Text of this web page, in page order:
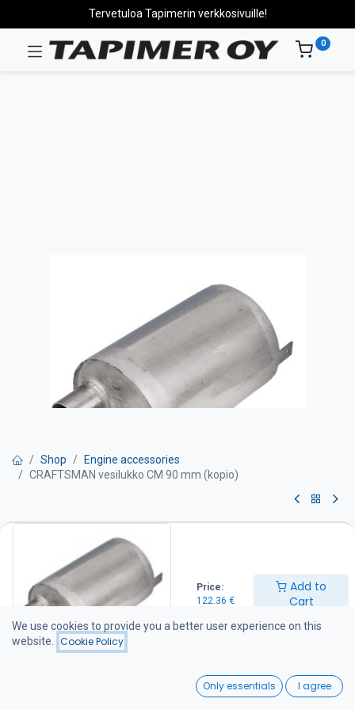
Price:
122.36 €
Add to
Cart
Wishlist
Tervetuloa Tapimerin verkkosivuille!
0
Shop
Engine accessories
CRAFTSMAN vesilukko CM 90 mm (kopio)
CRAFTSMAN vesilukko CM 90
mm (kopio)
Craftsman Soundlock vesilukkoäänenvaimennin-yhdistelmä on
patentoitu ja kompakti ratkaisu meridieselmoottoreiden märkään
pakoputkistoon.
VESILUKKO 90 mm
We use cookies to provide you a better user experience on this
website.
Cookie Policy
Only essentials I agree